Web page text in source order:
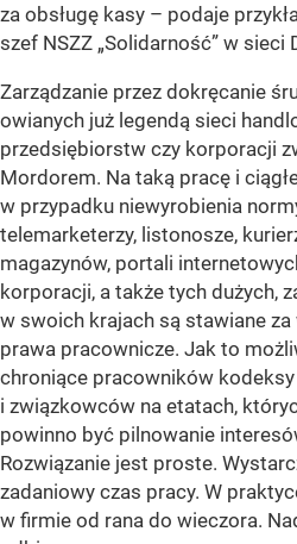
za obsługę kasy – podaje
szef NSZZ „Solidarność” w sieci
Zarządzanie przez dokręcanie
owianych już legendą sieci
przedsiębiorstw czy korporacji
Mordorem. Na taką pracę i
w przypadku niewyrobienia
telemarketerzy, listonosze,
magazynów, portali
korporacji, a także tych dużych,
w swoich krajach są stawiane
prawa pracownicze. Jak to
chroniące pracowników
i związkowców na etatach,
powinno być pilnowanie
Rozwiązanie jest proste.
zadaniowy czas pracy. W
w firmie od rana do wieczora.